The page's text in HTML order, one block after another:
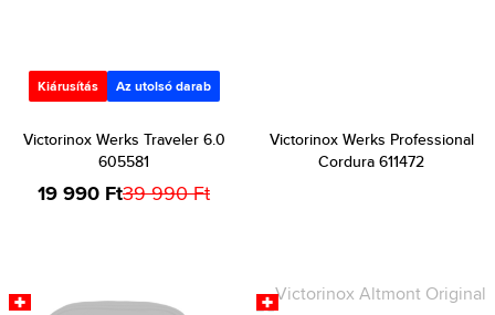
Kiárusítás Az utolsó darab
Victorinox Werks Traveler 6.0
605581
19 990 Ft39 990 Ft
Victorinox Werks Professional
Cordura 611472